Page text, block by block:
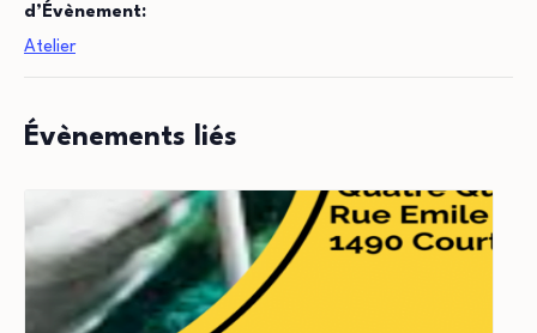
d’Évènement:
Atelier
Évènements liés